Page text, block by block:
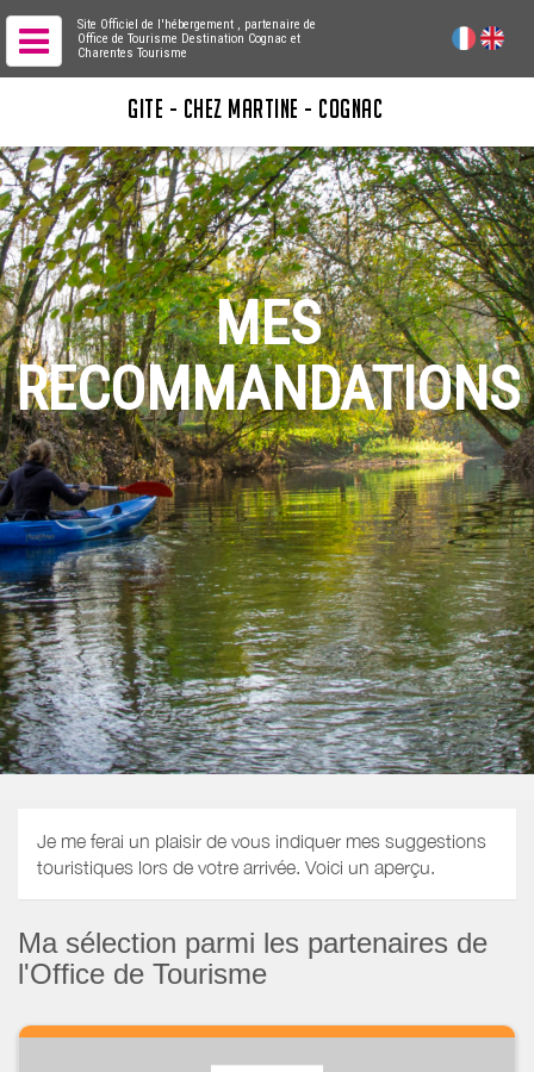
Site Officiel de l'hébergement , partenaire de
Office de Tourisme Destination Cognac et
Charentes Tourisme
GITE - CHEZ MARTINE - COGNAC
MES
RECOMMANDATIONS
Je me ferai un plaisir de vous indiquer mes suggestions
touristiques lors de votre arrivée. Voici un aperçu.
Ma sélection parmi les partenaires de
l'Office de Tourisme